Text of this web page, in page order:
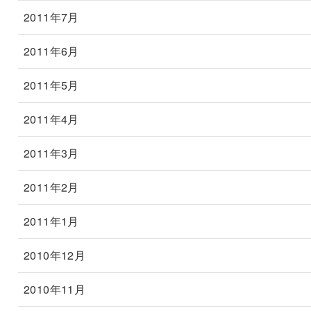
2011年7月
2011年6月
2011年5月
2011年4月
2011年3月
2011年2月
2011年1月
2010年12月
2010年11月